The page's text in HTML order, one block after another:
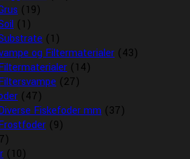
(19)
(1)
(1)
og Filtermaterialer (43)
(14)
(27)
(47)
Fiskefoder mm (37)
(9)
(10)